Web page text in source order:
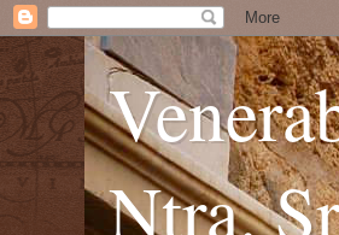
Ntra.